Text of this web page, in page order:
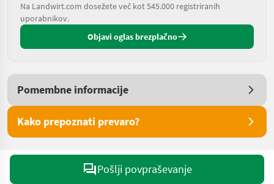
Na Landwirt.com dosežete več kot 545.000 registriranih
uporabnikov.
Objavi oglas brezplačno
Pomembne informacije
Kako prepoznati prevaro?
Pošlji povpraševanje